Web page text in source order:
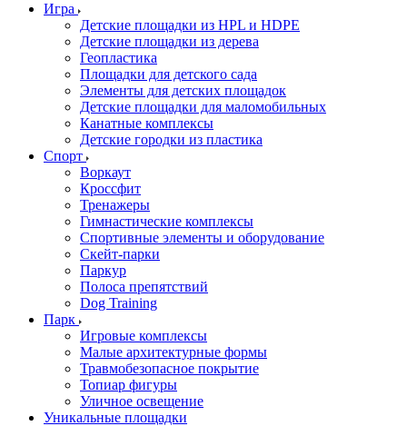
Игра
Детские площадки из HPL и HDPE
Детские площадки из дерева
Геопластика
Площадки для детского сада
Элементы для детских площадок
Детские площадки для маломобильных
Канатные комплексы
Детские городки из пластика
Спорт
Воркаут
Кроссфит
Тренажеры
Гимнастические комплексы
Спортивные элементы и оборудование
Скейт-парки
Паркур
Полоса препятствий
Dog Training
Парк
Игровые комплексы
Малые архитектурные формы
Травмобезопасное покрытие
Топиар фигуры
Уличное освещение
Уникальные площадки